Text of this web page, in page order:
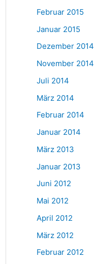
Februar 2015
Januar 2015
Dezember 2014
November 2014
Juli 2014
März 2014
Februar 2014
Januar 2014
März 2013
Januar 2013
Juni 2012
Mai 2012
April 2012
März 2012
Februar 2012